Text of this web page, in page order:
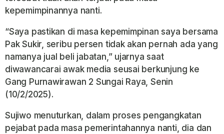
kepemimpinannya nanti.
“Saya pastikan di masa kepemimpinan saya bersama
Pak Sukir, seribu persen tidak akan pernah ada yang
namanya jual beli jabatan,” ujarnya saat
diwawancarai awak media seusai berkunjung ke
Gang Purnawirawan 2 Sungai Raya, Senin
(10/2/2025).
Sujiwo menuturkan, dalam proses pengangkatan
pejabat pada masa pemerintahannya nanti, dia dan